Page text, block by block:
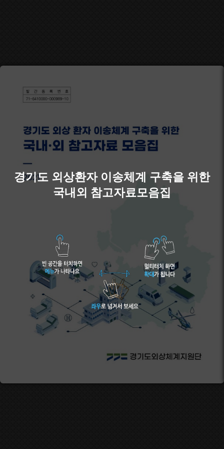
경기도 외상환자 이송체계 구축을 위한
국내외 참고자료모음집